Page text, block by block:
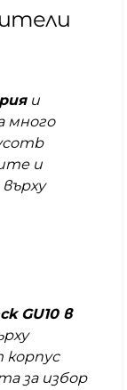
и
много
и
GU10 в
за избор